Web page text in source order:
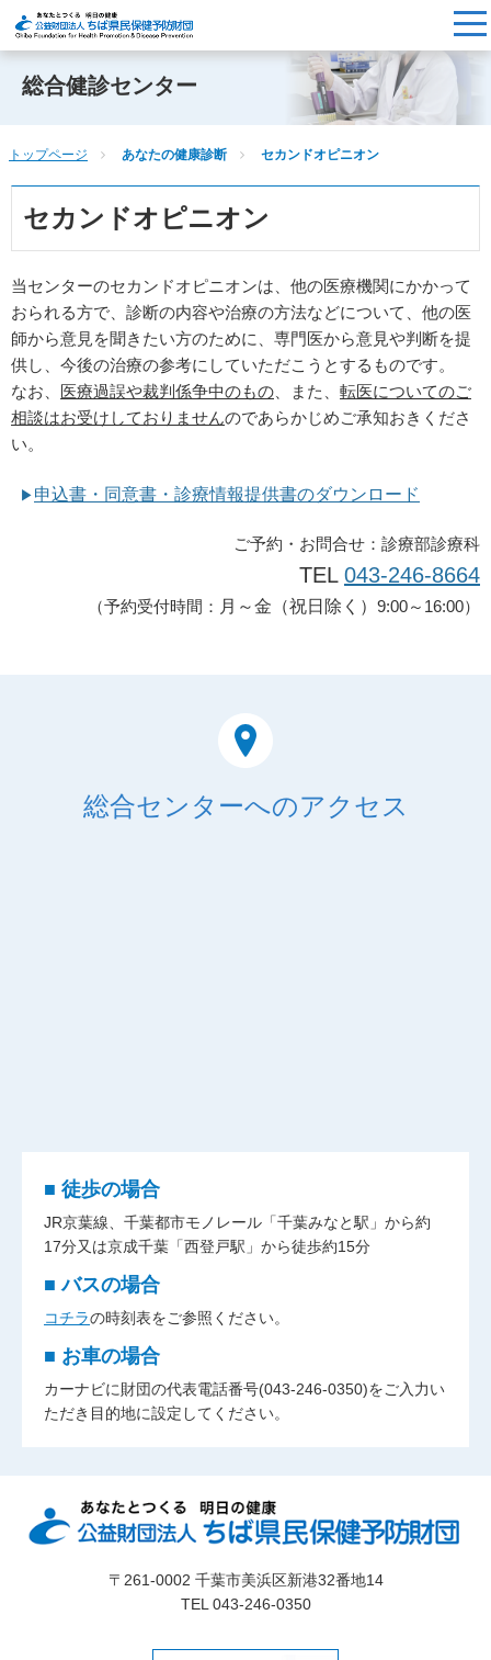
総合健診センター
トップページ あなたの健康診断 セカンドオピニオン
セカンドオピニオン
当センターのセカンドオピニオンは、他の医療機関にかかって
おられる方で、診断の内容や治療の方法などについて、他の医
師から意見を聞きたい方のために、専門医から意見や判断を提
供し、今後の治療の参考にしていただこうとするものです。
なお、 医療過誤や裁判係争中のもの 、また、 転医についてのご
相談はお受けしておりませんのであらかじめご承知おきくださ
い。
▶ 申込書・同意書・診療情報提供書のダウンロード
ご予約・お問合せ：診療部診療科
TEL 043-246-8664
（予約受付時間： 月～金（祝日除く） 9:00～16:00）
総合センターへのアクセス
■ 徒歩の場合
JR京葉線、千葉都市モノレール「千葉みなと駅」から約
17分又は京成千葉「西登戸駅」から徒歩約15分
■ バスの場合
コチラの時刻表をご参照ください。
■ お車の場合
カーナビに財団の代表電話番号(043-246-0350)をご入力い
ただき目的地に設定してください。
〒261-0002 千葉市美浜区新港32番地14
TEL 043-246-0350